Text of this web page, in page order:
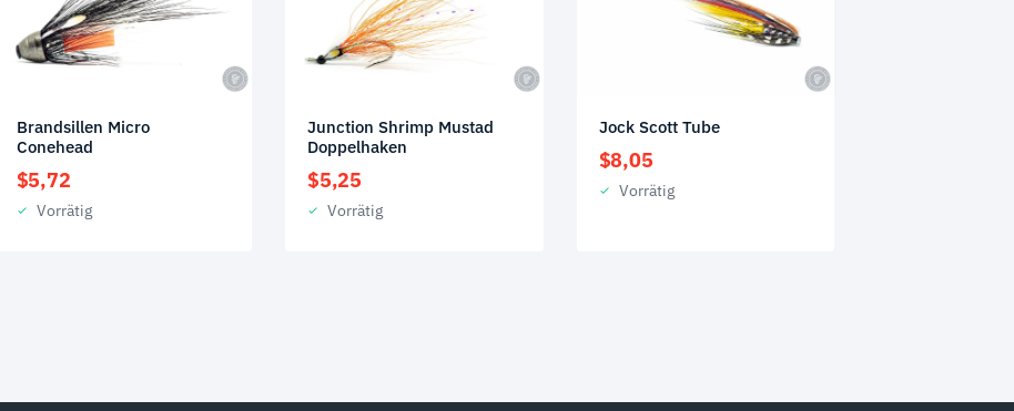
Brandsillen Micro
Conehead
$5,72
Vorrätig
Junction Shrimp Mustad
Doppelhaken
$5,25
Vorrätig
Jock Scott Tube
$8,05
Vorrätig